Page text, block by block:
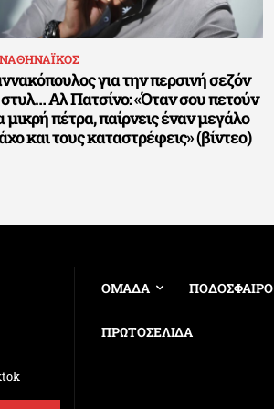
για την περσινή σεζόν
Αλ Πατσίνο: «Όταν σου πετούν
μικρή πέτρα, παίρνεις έναν μεγάλο
και τους καταστρέφεις» (βίντεο)
ΟΜΑΔΑ ΠΟΔΟΣΦΑΙΡΟ
ΠΡΩΤΟΣΕΛΙΔΑ